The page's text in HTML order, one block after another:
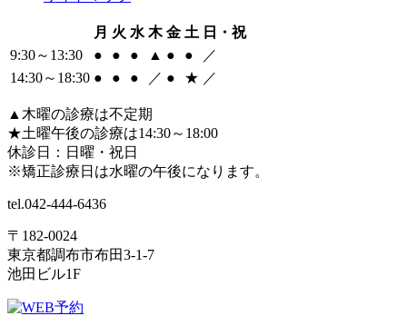
月 火 水 木 金 土 日・祝
9:30～ 13:30 ● ● ● ▲ ● ●
／
14:30～ 18:30 ● ● ● ／ ● ★ ／
▲ 木曜の診療は不定期
★土曜午後の診療は14:30～18:00
休診日：日曜・祝日
※矯正診療日は水曜の午後になります。
tel.042-444-6436
〒182-0024
東京都調布市布田3-1-7
池田ビル1F